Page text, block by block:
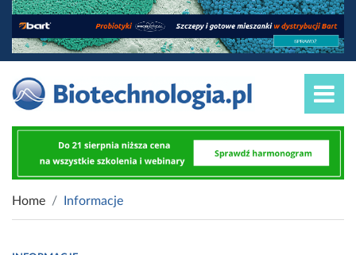
Home Informacje